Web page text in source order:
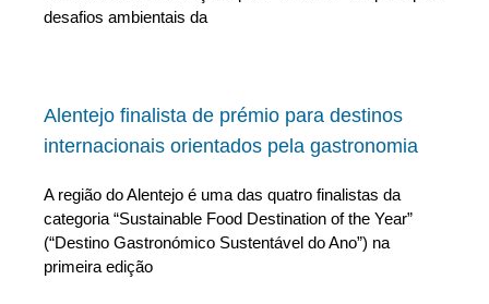
desafios ambientais da
Alentejo finalista de prémio para destinos
internacionais orientados pela gastronomia
A região do Alentejo é uma das quatro finalistas da
categoria “Sustainable Food Destination of the Year”
(“Destino Gastronómico Sustentável do Ano”) na
primeira edição